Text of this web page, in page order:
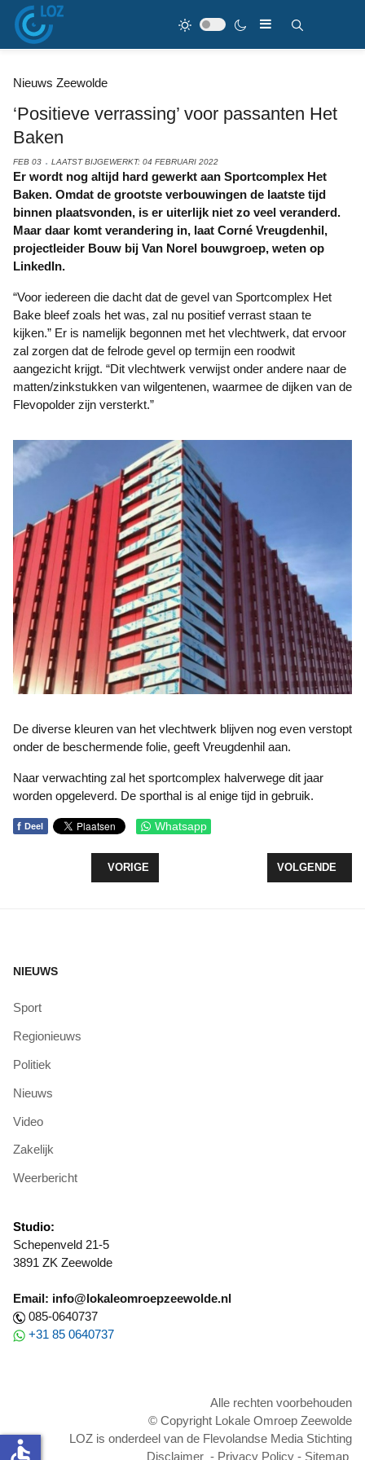
Nieuws Zeewolde
‘Positieve verrassing’ voor passanten Het
Baken
FEB 03 LAATST BIJGEWERKT: 04 FEBRUARI 2022
Er wordt nog altijd hard gewerkt aan Sportcomplex Het
Baken. Omdat de grootste verbouwingen de laatste tijd
binnen plaatsvonden, is er uiterlijk niet zo veel veranderd.
Maar daar komt verandering in, laat Corné Vreugdenhil,
projectleider Bouw bij Van Norel bouwgroep, weten op
LinkedIn.
“Voor iedereen die dacht dat de gevel van Sportcomplex Het
Bake bleef zoals het was, zal nu positief verrast staan te
kijken.” Er is namelijk begonnen met het vlechtwerk, dat ervoor
zal zorgen dat de felrode gevel op termijn een roodwit
aangezicht krijgt. “Dit vlechtwerk verwijst onder andere naar de
matten/zinkstukken van wilgentenen, waarmee de dijken van de
Flevopolder zijn versterkt.”
De diverse kleuren van het vlechtwerk blijven nog even verstopt
onder de beschermende folie, geeft Vreugdenhil aan.
Naar verwachting zal het sportcomplex halverwege dit jaar
worden opgeleverd. De sporthal is al enige tijd in gebruik.
f Deel Whatsapp
VORIG ARTIKEL: ANIMO VOOR BOOSTER
VORIGE VOLGENDE
VOLGENDE
NIEUWS
Sport
Regionieuws
Politiek
Nieuws
Video
Zakelijk
Weerbericht
Studio:
Schepenveld 21-5
3891 ZK Zeewolde
Email: info@lokaleomroepzeewolde.nl
085-0640737
+31 85 0640737
Alle rechten voorbehouden
© Copyright Lokale Omroep Zeewolde
LOZ is onderdeel van de Flevolandse Media Stichting
Disclaimer - Privacy Policy - Sitemap
accessible